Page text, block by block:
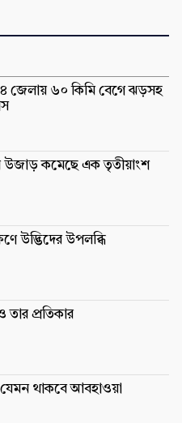
জেলায় ৬০ কিমি বেগে ঝড়সহ
উজাড় কমেছে এক তৃতীয়াংশ
উদ্ভিদের উপলব্ধি
তার প্রতিকার
থাকবে আবহাওয়া